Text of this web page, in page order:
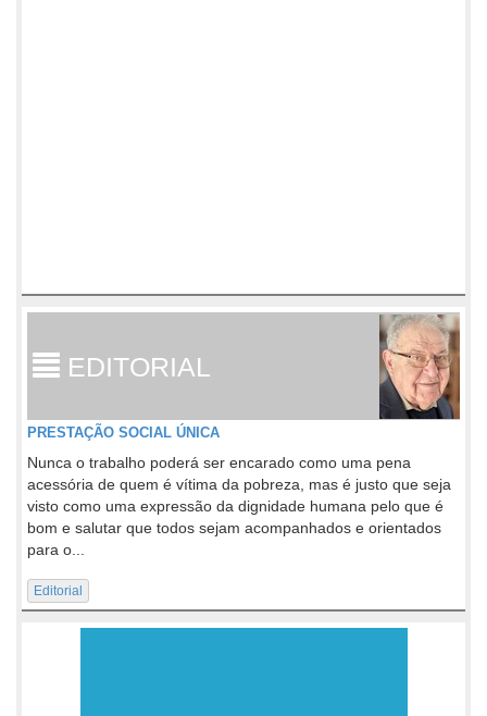
EDITORIAL
PRESTAÇÃO SOCIAL ÚNICA
Nunca o trabalho poderá ser encarado como uma pena
acessória de quem é vítima da pobreza, mas é justo que seja
visto como uma expressão da dignidade humana pelo que é
bom e salutar que todos sejam acompanhados e orientados
para o...
Editorial